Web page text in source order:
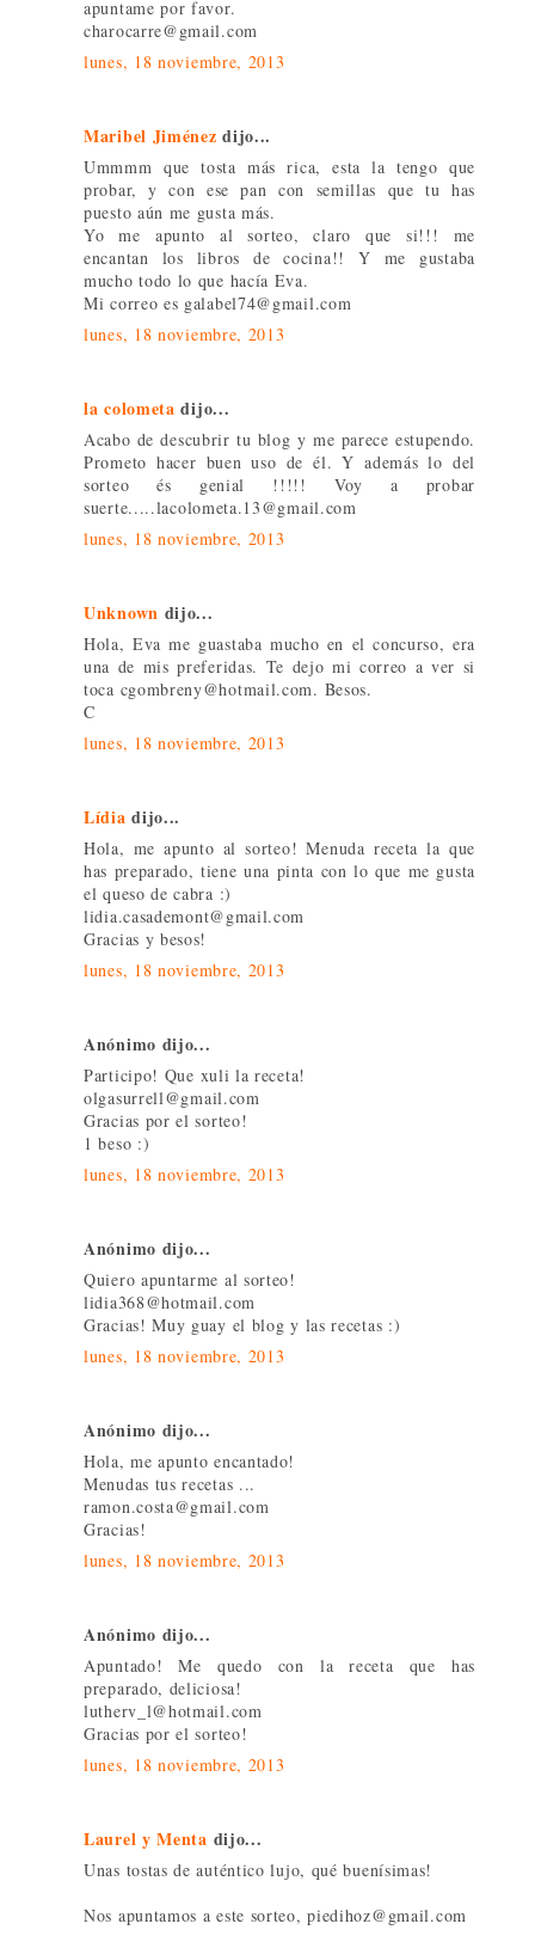
apuntame por favor.
charocarre@gmail.com
lunes, 18 noviembre, 2013
Maribel Jiménez dijo...
Ummmm que tosta más rica, esta la tengo que
probar, y con ese pan con semillas que tu has
puesto aún me gusta más.
Yo me apunto al sorteo, claro que si!!! me
encantan los libros de cocina!! Y me gustaba
mucho todo lo que hacía Eva.
Mi correo es galabel74@gmail.com
lunes, 18 noviembre, 2013
la colometa dijo...
Acabo de descubrir tu blog y me parece estupendo.
Prometo hacer buen uso de él. Y además lo del
sorteo és genial !!!!! Voy a probar
suerte.....lacolometa.13@gmail.com
lunes, 18 noviembre, 2013
Unknown dijo...
Hola, Eva me guastaba mucho en el concurso, era
una de mis preferidas. Te dejo mi correo a ver si
toca cgombreny@hotmail.com. Besos.
C
lunes, 18 noviembre, 2013
Lídia dijo...
Hola, me apunto al sorteo! Menuda receta la que
has preparado, tiene una pinta con lo que me gusta
el queso de cabra :)
lidia.casademont@gmail.com
Gracias y besos!
lunes, 18 noviembre, 2013
Anónimo dijo...
Participo! Que xuli la receta!
olgasurrell@gmail.com
Gracias por el sorteo!
1 beso :)
lunes, 18 noviembre, 2013
Anónimo dijo...
Quiero apuntarme al sorteo!
lidia368@hotmail.com
Gracias! Muy guay el blog y las recetas :)
lunes, 18 noviembre, 2013
Anónimo dijo...
Hola, me apunto encantado!
Menudas tus recetas ...
ramon.costa@gmail.com
Gracias!
lunes, 18 noviembre, 2013
Anónimo dijo...
Apuntado! Me quedo con la receta que has
preparado, deliciosa!
lutherv_l@hotmail.com
Gracias por el sorteo!
lunes, 18 noviembre, 2013
Laurel y Menta dijo...
Unas tostas de auténtico lujo, qué buenísimas!
Nos apuntamos a este sorteo, piedihoz@gmail.com